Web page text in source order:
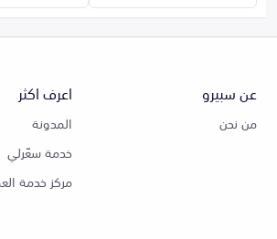
عن سبيرو
من نحن
اعرف اكثر
المدونة
خدمة سعّرلي
مركز خدمة